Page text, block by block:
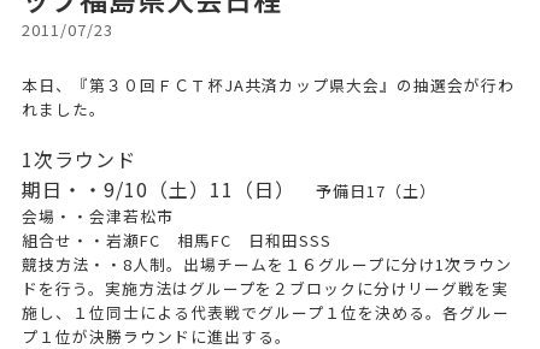
2011/07/23
本日、『第３０回ＦＣＴ杯JA共済カップ県大会』の抽選会が行わ
れました。
1次ラウンド
期日・・9/10（土）11（日）
予備日17（土）
会場・・会津若松市
組合せ・・岩瀬FC 相馬FC 日和田SSS
競技方法・・8人制。出場チームを１６グループに分け1次ラウン
ドを行う。実施方法はグループを２ブロックに分けリーグ戦を実
施し、１位同士による代表戦でグループ１位を決める。各グルー
プ１位が決勝ラウンドに進出する。